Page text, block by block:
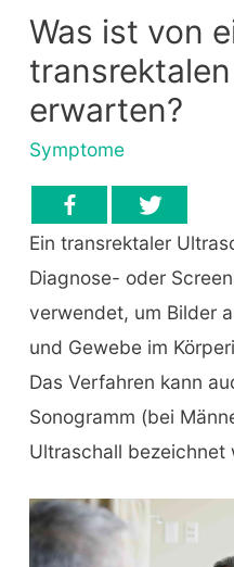
Was ist von
erwarten?
Symptome
Ein transrektaler
Diagnose- oder
verwendet, um Bilder
und Gewebe im
Das Verfahren kann
Sonogramm (bei
Ultraschall bezeichnet